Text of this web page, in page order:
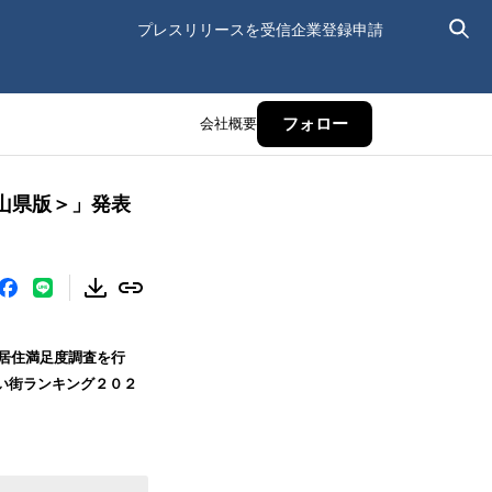
プレスリリースを受信企業登録申請
会社概要 フォロー
県版＞」発表
住満足度調査を行
街ランキング２０２